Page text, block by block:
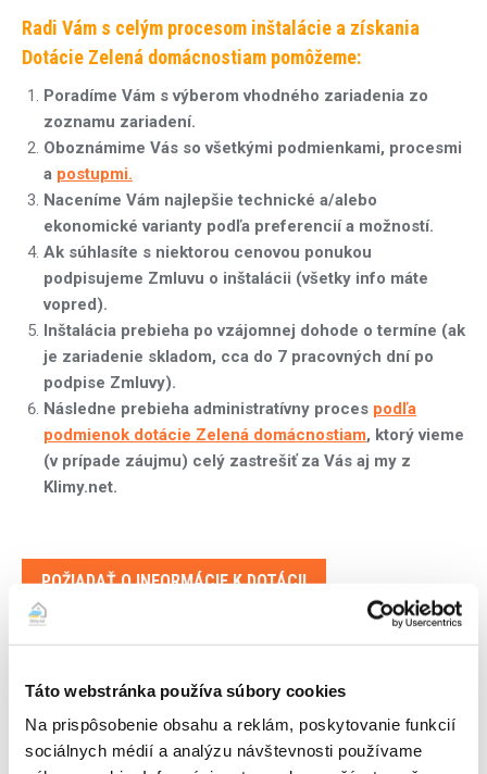
Táto webstránka používa súbory cookies
Na prispôsobenie obsahu a reklám, poskytovanie funkcií
sociálnych médií a analýzu návštevnosti používame
Radi Vám s celým procesom inštalácie a získania
Dotácie Zelená domácnostiam pomôžeme:
Poradíme Vám s výberom vhodného zariadenia zo
zoznamu zariadení.
Oboznámime Vás so všetkými podmienkami, procesmi
a postupmi.
Naceníme Vám najlepšie technické a/alebo
ekonomické varianty podľa preferencií a možností.
Ak súhlasíte s niektorou cenovou ponukou
podpisujeme Zmluvu o inštalácii (všetky info máte
vopred).
Inštalácia prebieha po vzájomnej dohode o termíne (ak
je zariadenie skladom, cca do 7 pracovných dní po
podpise Zmluvy).
Následne prebieha administratívny proces podľa
podmienok dotácie Zelená domácnostiam, ktorý vieme
(v prípade záujmu) celý zastrešiť za Vás aj my z
Klimy.net.
POŽIADAŤ O INFORMÁCIE K DOTÁCII
2029 (aj pre Bratislavský kraj) sú financované z projektu: